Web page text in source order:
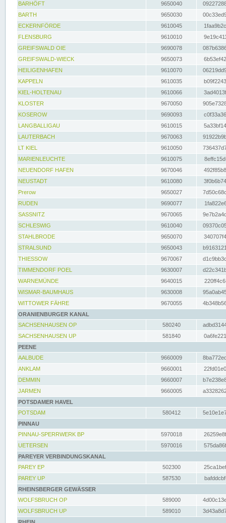
BARHÖFT
9650040
BARTH
9650030
ECKERNFÖRDE
9610045
FLENSBURG
9610010
GREIFSWALD OIE
9690078
GREIFSWALD-WIECK
9650073
HEILIGENHAFEN
9610070
KAPPELN
9610035
KIEL-HOLTENAU
9610066
KLOSTER
9670050
KOSEROW
9690093
LANGBALLIGAU
9610015
LAUTERBACH
9670063
LT KIEL
9610050
MARIENLEUCHTE
9610075
NEUENDORF HAFEN
9670046
NEUSTADT
9610080
Prerow
9650027
RUDEN
9690077
SASSNITZ
9670065
SCHLESWIG
9610040
STAHLBRODE
9650070
STRALSUND
9650043
THIESSOW
9670067
TIMMENDORF POEL
9630007
WARNEMÜNDE
9640015
WISMAR-BAUMHAUS
9630008
WITTOWER FÄHRE
9670055
ORANIENBURGER KANAL
SACHSENHAUSEN OP
580240
SACHSENHAUSEN UP
581840
PEENE
AALBUDE
9660009
ANKLAM
9660001
DEMMIN
9660007
JARMEN
9660005
POTSDAMER HAVEL
POTSDAM
580412
PINNAU
PINNAU-SPERRWERK BP
5970018
UETERSEN
5970016
PAREYER VERBINDUNGSKANAL
PAREY EP
502300
PAREY UP
587530
RHEINSBERGER GEWÄSSER
WOLFSBRUCH OP
589000
WOLFSBRUCH UP
589010